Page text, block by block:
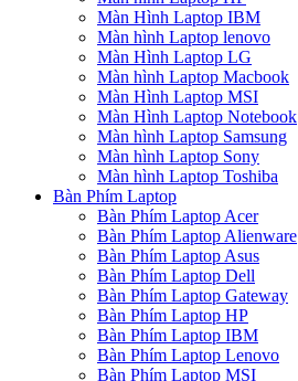
Màn Hình Laptop IBM
Màn hình Laptop lenovo
Màn Hình Laptop LG
Màn hình Laptop Macbook
Màn Hình Laptop MSI
Màn Hình Laptop Notebook
Màn hình Laptop Samsung
Màn hình Laptop Sony
Màn hình Laptop Toshiba
Bàn Phím Laptop
Bàn Phím Laptop Acer
Bàn Phím Laptop Alienware
Bàn Phím Laptop Asus
Bàn Phím Laptop Dell
Bàn Phím Laptop Gateway
Bàn Phím Laptop HP
Bàn Phím Laptop IBM
Bàn Phím Laptop Lenovo
Bàn Phím Laptop MSI